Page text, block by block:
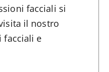
facciali si
il nostro
facciali e